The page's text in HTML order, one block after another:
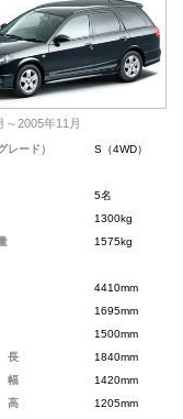
～2005年11月
レード）
S（4WD）
5名
1300kg
1575kg
4410mm
1695mm
1500mm
長
1840mm
幅
1420mm
高
1205mm